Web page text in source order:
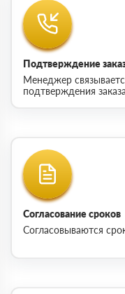
Подтверждение
Менеджер
подтверждения заказа
Согласование сроков
Согласовываются